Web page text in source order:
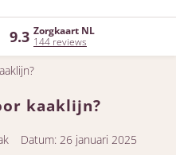
9.3 Zorgkaart NL
144 reviews
kaaklijn?
Datum: 26 januari 2025